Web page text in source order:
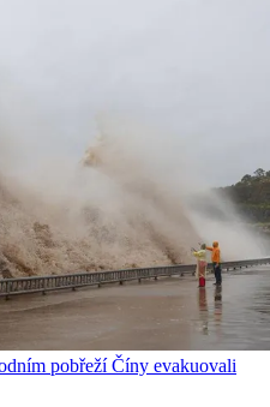
pobřeží Číny evakuovali